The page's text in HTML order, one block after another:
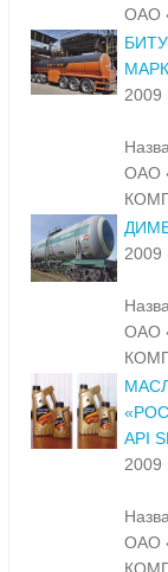
ОАО
2009
ОАО
2009
ОАО
API
2009
ОАО